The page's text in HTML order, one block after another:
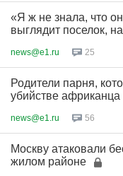
«Я ж не знала, что
выглядит поселок,
news@e1.ru 25
Родители парня,
убийстве африканца
news@e1.ru 56
Москву атаковали
жилом районе